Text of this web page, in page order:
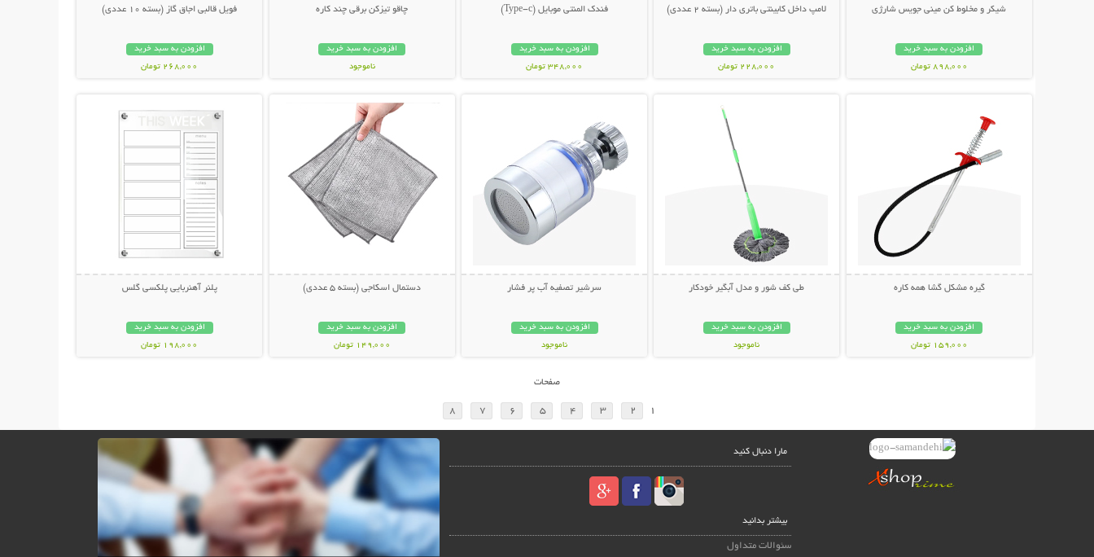
شیکر و مخلوط کن مینی جویس شارژی
افزودن به سبد خرید
898,000 تومان
لامپ داخل کابینتی باتری دار (بسته 2 عددی)
افزودن به سبد خرید
228,000 تومان
فندک المنتی موبایل (Type-c)
افزودن به سبد خرید
348,000 تومان
چاقو تیزکن برقی چند کاره
افزودن به سبد خرید
ناموجود
فویل قالبی اجاق گاز (بسته 10 عددی)
افزودن به سبد خرید
268,000 تومان
گیره مشکل گشا همه کاره
افزودن به سبد خرید
159,000 تومان
طی کف شور و مدل آبگیر خودکار
افزودن به سبد خرید
ناموجود
سرشیر تصفیه آب پر فشار
افزودن به سبد خرید
ناموجود
دستمال اسکاجی (بسته 5 عددی)
افزودن به سبد خرید
149,000 تومان
پلنر آهنربایی پلکسی گلس
افزودن به سبد خرید
198,000 تومان
صفحات
1
2
3
4
5
6
7
8
مارا دنبال کنید
بیشتر بدانید
سئوالات متداول